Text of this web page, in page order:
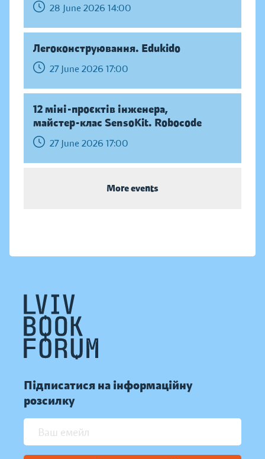
28 June 2026 14:00
Легоконструювання. Edukido
27 June 2026 17:00
12 міні-проєктів інженера,
майстер-клас SensoKit. Robocode
27 June 2026 17:00
More events
Підписатися на інформаційну
розсилку